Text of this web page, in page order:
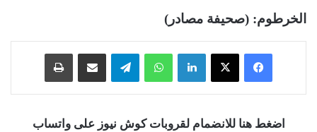
الخرطوم: (صحيفة مصادر)
فيسبوك ‫X لينكدإن واتساب تيلقرام
اضغط هنا للانضمام لقروبات كوش نيوز على واتساب